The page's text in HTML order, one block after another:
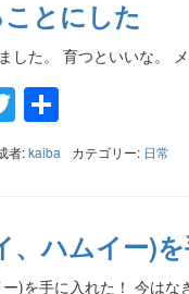
とにした
した。 育つといいな。
Twitter
有
者:kaiba カテゴリー: 日常
、ハムイー)
)を手に入れた！ 今は